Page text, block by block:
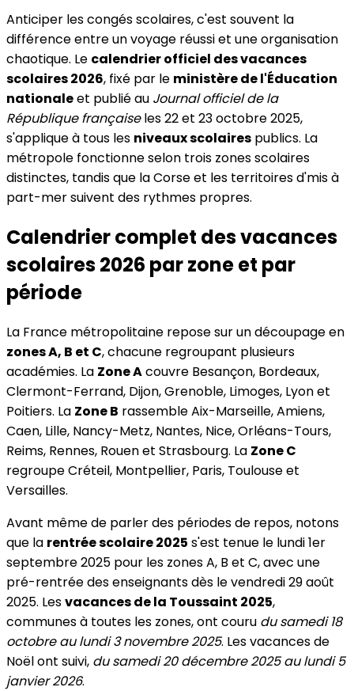
Anticiper les congés scolaires, c'est souvent la
différence entre un voyage réussi et une organisation
chaotique. Le calendrier officiel des vacances
scolaires 2026, fixé par le ministère de l'Éducation
nationaleet publié au Journal officiel de la
République françaiseles 22 et 23 octobre 2025,
s'applique à tous les niveaux scolaires publics. La
métropole fonctionne selon trois zones scolaires
distinctes, tandis que la Corse et les territoires d'mis à
part-mer suivent des rythmes propres.
Calendrier complet des vacances
scolaires 2026 par zone et par
période
La France métropolitaine repose sur un découpage en
zones A, B et C, chacune regroupant plusieurs
académies. La Zone Acouvre Besançon, Bordeaux,
Clermont-Ferrand, Dijon, Grenoble, Limoges, Lyon et
Poitiers. La Zone B rassemble Aix-Marseille, Amiens,
Caen, Lille, Nancy-Metz, Nantes, Nice, Orléans-Tours,
Reims, Rennes, Rouen et Strasbourg. La Zone C
regroupe Créteil, Montpellier, Paris, Toulouse et
Versailles.
Avant même de parler des périodes de repos, notons
que la rentrée scolaire 2025 s'est tenue le lundi 1er
septembre 2025 pour les zones A, B et C, avec une
pré-rentrée des enseignants dès le vendredi 29 août
2025. Lesvacances de la Toussaint 2025,
communes à toutes les zones, ont couru du samedi 18
octobre au lundi 3 novembre 2025. Les vacances de
Noël ont suivi, du samedi 20 décembre 2025 au lundi 5
janvier 2026.